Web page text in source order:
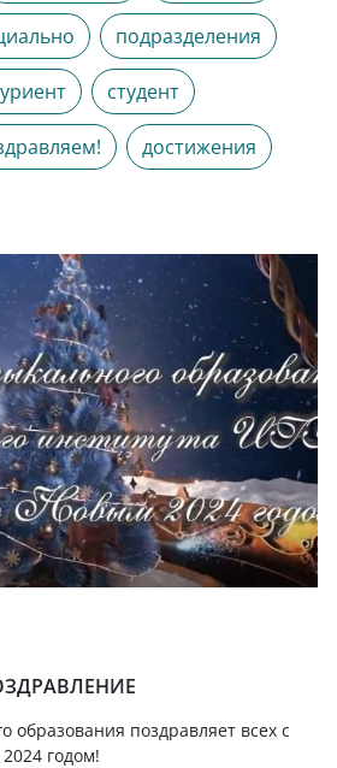
подразделения
студент
достижения
образования поздравляет всех с
годом!